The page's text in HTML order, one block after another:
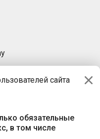
сайта
обязательные
в том числе
БАЙ»
пр-т Независимости